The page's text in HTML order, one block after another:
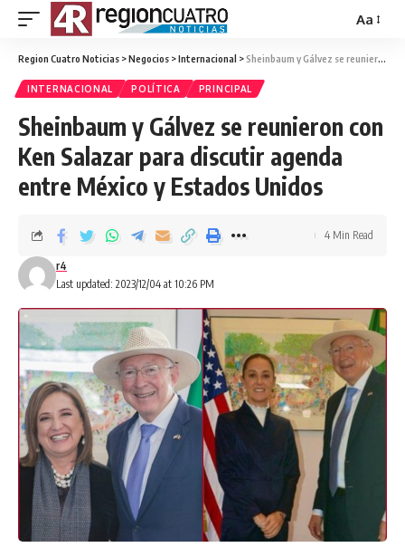
Aa
Region Cuatro Noticias >Negocios >Internacional >Sheinbaum y Gálvez se reunieron con Ken Salazar para discutir agenda entre México y Estados Unidos
INTERNACIONAL POLÍTICA PRINCIPAL
Sheinbaum y Gálvez se reunieron con
Ken Salazar para discutir agenda
entre México y Estados Unidos
Last updated: 2023/12/04 at 10:26 PM
r4
4 Min Read